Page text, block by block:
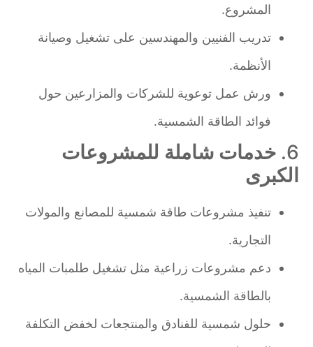
المشروع.
تدريب الفنيين والمهندسين على تشغيل وصيانة
الأنظمة.
ورش عمل توعوية للشركات والمزارعين حول
فوائد الطاقة الشمسية.
خدمات شاملة للمشروعات
الكبرى
تنفيذ مشروعات طاقة شمسية للمصانع والمولات
التجارية.
دعم مشروعات زراعية مثل تشغيل طلمبات المياه
بالطاقة الشمسية.
حلول شمسية للفنادق والمنتجعات لخفض التكلفة